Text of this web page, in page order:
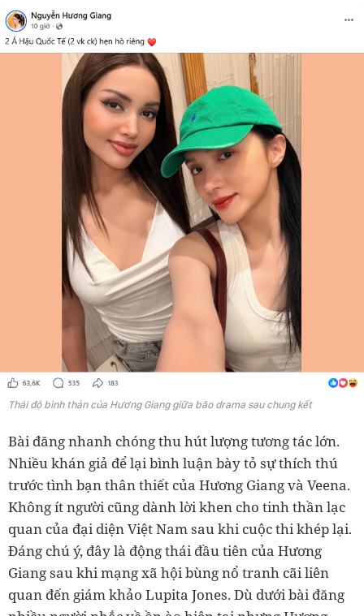
Thái độ bình thản của Hương Giang giữa bão drama sau chung kết
Bài đăng nhanh chóng thu hút lượng tương tác lớn.
Nhiều khán giả để lại bình luận bày tỏ sự thích thú
trước tình bạn thân thiết của Hương Giang và Veena.
Không ít người cũng dành lời khen cho tinh thần lạc
quan của đại diện Việt Nam sau khi cuộc thi khép lại.
Đáng chú ý, đây là động thái đầu tiên của Hương
Giang sau khi mạng xã hội bùng nổ tranh cãi liên
quan đến giám khảo Lupita Jones. Dù dưới bài đăng